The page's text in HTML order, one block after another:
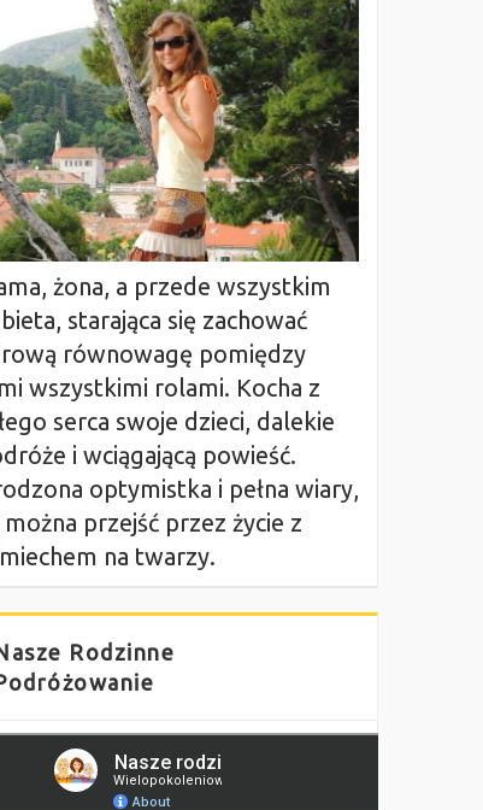
żona, a przede wszystkim
starająca się zachować
równowagę pomiędzy
wszystkimi rolami. Kocha z
serca swoje dzieci, dalekie
i wciągającą powieść.
optymistka i pełna wiary,
można przejść przez życie z
na twarzy.
Rodzinne